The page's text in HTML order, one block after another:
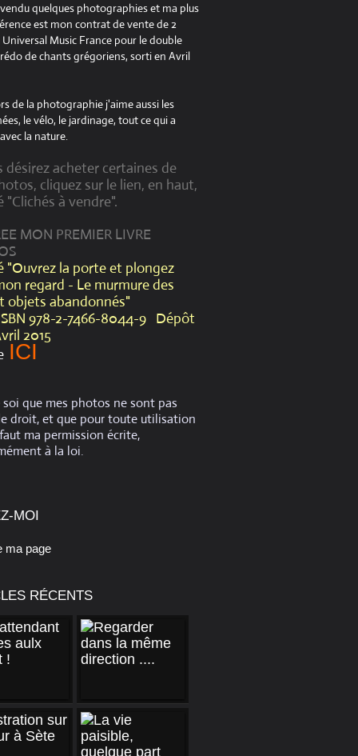
quelques photographies et ma plus
est mon contrat de vente de 2
Universal Music France pour le double
de chants grégoriens, sorti en Avril
de la photographie j'aime aussi les
le vélo, le jardinage, tout ce qui a
la nature.
désirez acheter certaines de
cliquez sur le lien, en haut,
"Clichés à vendre".
MON PREMIER LIVRE
"Ouvrez la porte et plongez
regard - Le murmure des
objets abandonnés"
978-2-7466-8044-9 Dépôt
2015
ICI
soi que mes photos ne sont pas
droit, et que pour toute utilisation
ma permission écrite,
à la loi.
MOI
ma page
RÉCENTS